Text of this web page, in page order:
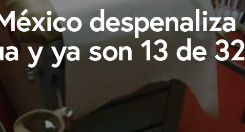
despenaliza
y ya son 13 de 32